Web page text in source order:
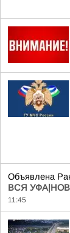
Объявлена
ВСЯ
11:45